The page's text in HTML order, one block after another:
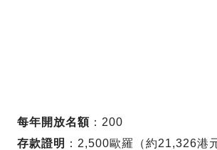
每年開放名額 ：200
存款證明 ：2,500歐羅（約21,326港